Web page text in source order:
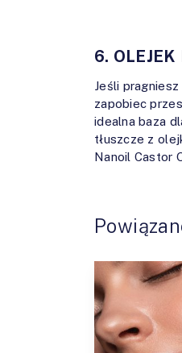
6. OLEJEK
Jeśli
zapobiec
idealna baza
tłuszcze z
Nanoil Castor